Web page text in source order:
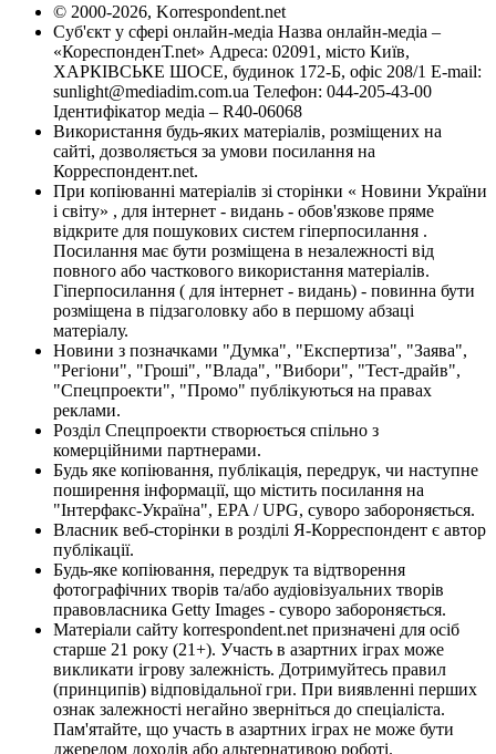
© 2000-2026, Korrespondent.net
Суб'єкт у сфері онлайн-медіа Назва онлайн-медіа –
«КореспонденТ.net» Адреса: 02091, місто Київ,
ХАРКІВСЬКЕ ШОСЕ, будинок 172-Б, офіс 208/1 E-mail:
sunlight@mediadim.com.ua Телефон: 044-205-43-00
Ідентифікатор медіа – R40-06068
Використання будь-яких матеріалів, розміщених на
сайті, дозволяється за умови посилання на
Корреспондент.net.
При копіюванні матеріалів зі сторінки « Новини України
і світу» , для інтернет - видань - обов'язкове пряме
відкрите для пошукових систем гіперпосилання .
Посилання має бути розміщена в незалежності від
повного або часткового використання матеріалів.
Гіперпосилання ( для інтернет - видань) - повинна бути
розміщена в підзаголовку або в першому абзаці
матеріалу.
Новини з позначками "Думка", "Експертиза", "Заява",
"Регіони", "Гроші", "Влада", "Вибори", "Тест-драйв",
"Спецпроекти", "Промо" публікуються на правах
реклами.
Розділ Спецпроекти створюється спільно з
комерційними партнерами.
Будь яке копіювання, публікація, передрук, чи наступне
поширення інформації, що містить посилання на
"Інтерфакс-Україна", EPA / UPG, суворо забороняється.
Власник веб-сторінки в розділі Я-Корреспондент є автор
публікації.
Будь-яке копіювання, передрук та відтворення
фотографічних творів та/або аудіовізуальних творів
правовласника Getty Images - суворо забороняється.
Матеріали сайту korrespondent.net призначені для осіб
старше 21 року (21+). Участь в азартних іграх може
викликати ігрову залежність. Дотримуйтесь правил
(принципів) відповідальної гри. При виявленні перших
ознак залежності негайно зверніться до спеціаліста.
Пам'ятайте, що участь в азартних іграх не може бути
джерелом доходів або альтернативою роботі.